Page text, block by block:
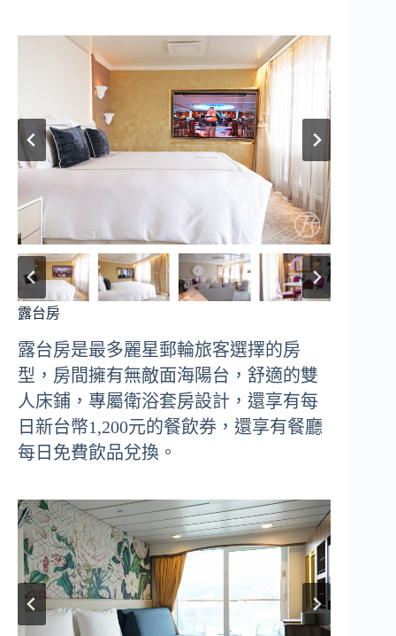
露台房
露台房是最多麗星郵輪旅客選擇的房
型，房間擁有無敵面海陽台，舒適的雙
人床鋪，專屬衛浴套房設計，還享有每
日新台幣1,200元的餐飲券，還享有餐廳
每日免費飲品兌換。